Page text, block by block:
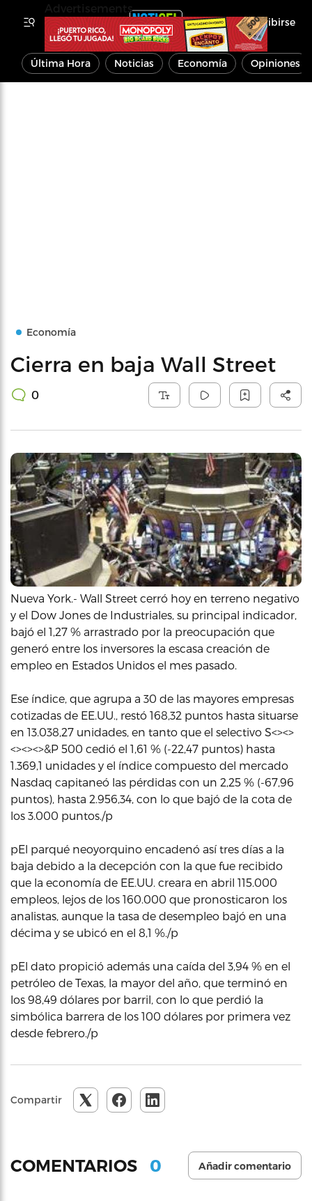
Inscribirse
Última Hora Noticias Economía Opiniones
Economía
Cierra en baja Wall Street
0
Nueva York.- Wall Street cerró hoy en terreno negativo
y el Dow Jones de Industriales, su principal indicador,
bajó el 1,27 % arrastrado por la preocupación que
generó entre los inversores la escasa creación de
empleo en Estados Unidos el mes pasado.
Ese índice, que agrupa a 30 de las mayores empresas
cotizadas de EE.UU., restó 168,32 puntos hasta situarse
en 13.038,27 unidades, en tanto que el selectivo S<><>
<><><>&P 500 cedió el 1,61 % (-22,47 puntos) hasta
1.369,1 unidades y el índice compuesto del mercado
Nasdaq capitaneó las pérdidas con un 2,25 % (-67,96
puntos), hasta 2.956,34, con lo que bajó de la cota de
los 3.000 puntos./p
pEl parqué neoyorquino encadenó así tres días a la
baja debido a la decepción con la que fue recibido
que la economía de EE.UU. creara en abril 115.000
empleos, lejos de los 160.000 que pronosticaron los
analistas, aunque la tasa de desempleo bajó en una
décima y se ubicó en el 8,1 %./p
pEl dato propició además una caída del 3,94 % en el
petróleo de Texas, la mayor del año, que terminó en
los 98,49 dólares por barril, con lo que perdió la
simbólica barrera de los 100 dólares por primera vez
desde febrero./p
Compartir
COMENTARIOS 0 Añadir comentario
Advertisements